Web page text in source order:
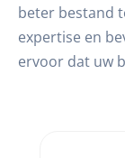
beter bestand
expertise en
ervoor dat uw